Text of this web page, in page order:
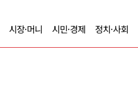
시장·머니 시민·경제 정치·사회